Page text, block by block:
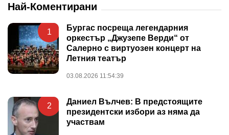
Най-Коментирани
1
Бургас посреща легендарния
оркестър „Джузепе Верди“ от
Салерно с виртуозен концерт на
Летния театър
03.08.2026 11:54:39
2
Даниел Вълчев: В предстоящите
президентски избори аз няма да
участвам